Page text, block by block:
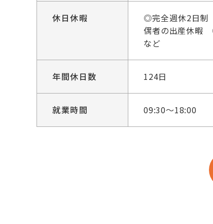
休日休暇
◎完全週休2日
偶者の出産休
など
年間休日数 124日
就業時間 09:30～18:00